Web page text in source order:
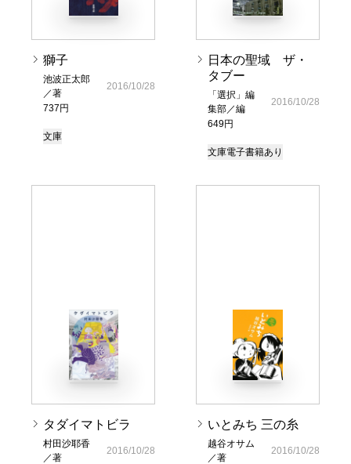
獅子
池波正太郎
／著
737円
2016/10/28
文庫
日本の聖域 ザ・
タブー
「選択」編
集部／編
649円
2016/10/28
文庫電子書籍あり
タダイマトビラ
村田沙耶香
／著
2016/10/28
いとみち 三の糸
越谷オサム
／著
2016/10/28